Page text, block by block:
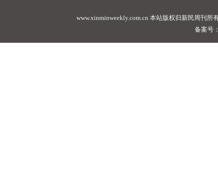
www.xinminweekly.com.cn 本站版权归新民周刊所
备案号